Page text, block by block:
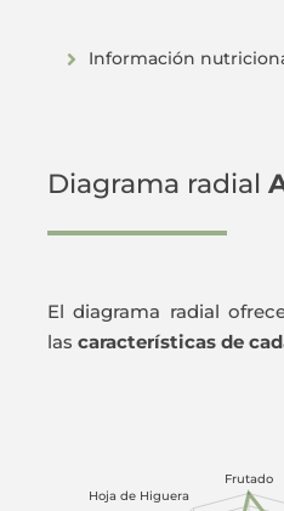
Información
Diagrama radial
El diagrama radial
las características de